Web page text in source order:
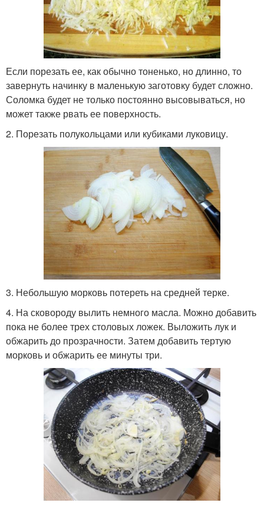
Если порезать ее, как обычно тоненько, но длинно, то
завернуть начинку в маленькую заготовку будет сложно.
Соломка будет не только постоянно высовываться, но
может также рвать ее поверхность.
2. Порезать полукольцами или кубиками луковицу.
3. Небольшую морковь потереть на средней терке.
4. На сковороду вылить немного масла. Можно добавить
пока не более трех столовых ложек. Выложить лук и
обжарить до прозрачности. Затем добавить тертую
морковь и обжарить ее минуты три.